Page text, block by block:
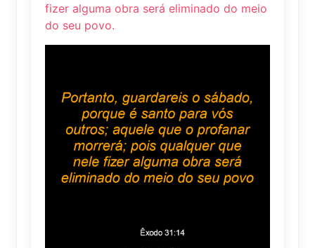
fizer alguma obra será eliminado do meio
do seu povo.